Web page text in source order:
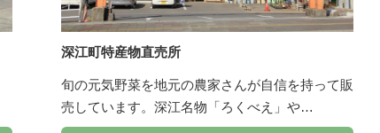
深江町特産物直売所
旬の元気野菜を地元の農家さんが自信を持って販
売しています。深江名物「ろくべえ」や…